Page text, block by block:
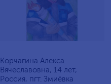
Корчагина Алекса
Вячеславовна, 14 лет,
Россия, пгт. Змиёвка